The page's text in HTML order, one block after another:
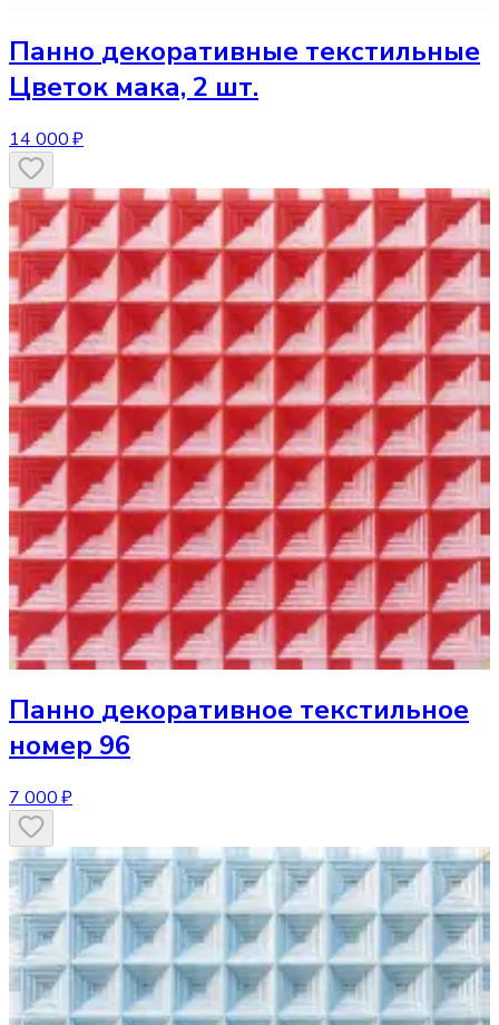
Панно декоративные текстильные
Цветок мака, 2 шт.
14 000 ₽
Панно декоративное текстильное
номер 96
7 000 ₽